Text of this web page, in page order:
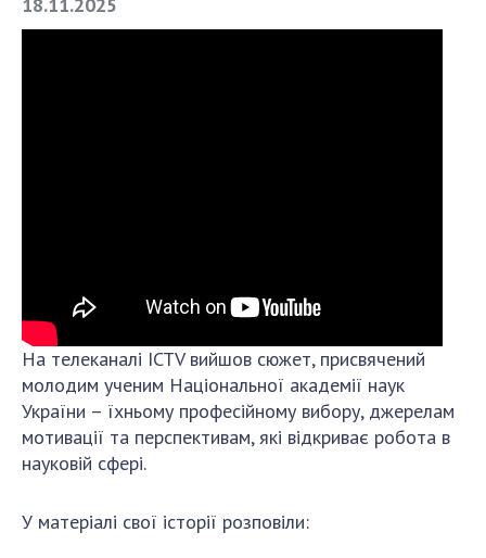
Установи при Президії
Ради, комітети та комісії
Наукові центри МОН та НАН України
Громадські організації
На телеканалі ICTV вийшов сюжет, присвячений
молодим ученим Національної академії наук
України – їхньому професійному вибору, джерелам
мотивації та перспективам, які відкриває робота в
науковій сфері.
У матеріалі свої історії розповіли: